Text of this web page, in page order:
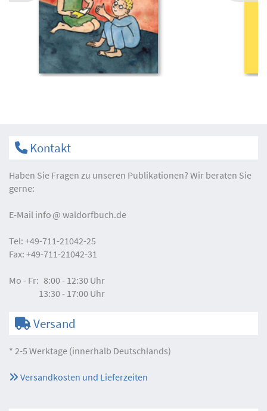
Kontakt
Haben Sie Fragen zu unseren Publikationen? Wir beraten Sie
gerne:
E-Mail info waldorfbuch.de
Tel: +49-711-21042-25
Fax: +49-711-21042-31
Mo - Fr: 8:00 - 12:30 Uhr
13:30 - 17:00 Uhr
Versand
* 2-5 Werktage (innerhalb Deutschlands)
Versandkosten und Lieferzeiten